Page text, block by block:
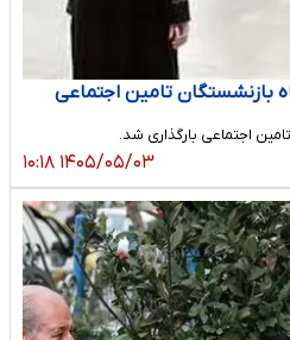
بازنشستگان تامین اجتماعی
اجتماعی بارگذاری شد.
۱۴۰۵/۰۵/۰۳ ۱۰:۱۸